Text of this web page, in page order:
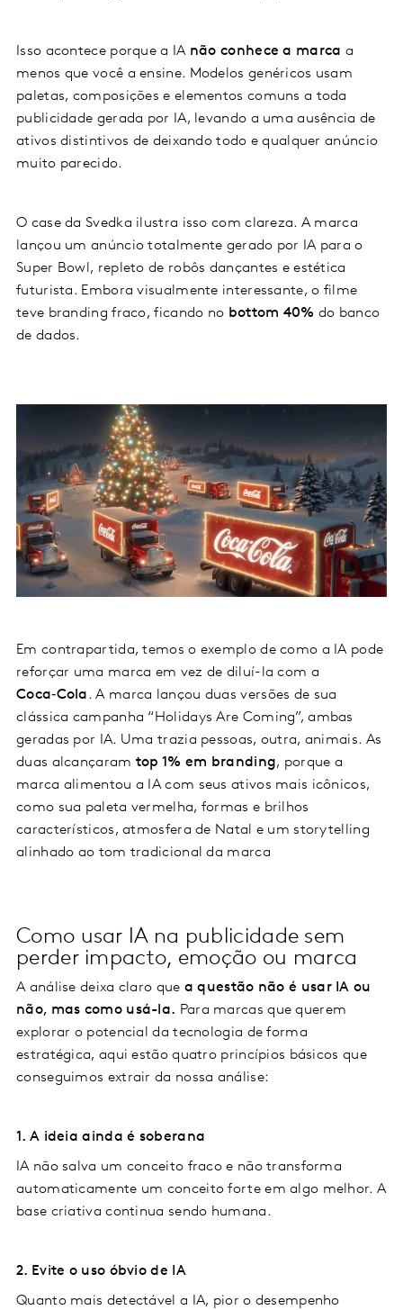
Isso acontece porque a IA não conhece a marca a
menos que você a ensine. Modelos genéricos usam
paletas, composições e elementos comuns a toda
publicidade gerada por IA, levando a uma ausência de
ativos distintivos de deixando todo e qualquer anúncio
muito parecido.
O case da Svedka ilustra isso com clareza. A marca
lançou um anúncio totalmente gerado por IA para o
Super Bowl, repleto de robôs dançantes e estética
futurista. Embora visualmente interessante, o filme
teve branding fraco, ficando no bottom 40% do banco
de dados.
Em contrapartida, temos o exemplo de como a IA pode
reforçar uma marca em vez de diluí-la com a
Coca‑Cola. A marca lançou duas versões de sua
clássica campanha “Holidays Are Coming”, ambas
geradas por IA. Uma trazia pessoas, outra, animais. As
duas alcançaram top 1% em branding, porque a
marca alimentou a IA com seus ativos mais icônicos,
como sua paleta vermelha, formas e brilhos
característicos, atmosfera de Natal e um storytelling
alinhado ao tom tradicional da marca
Como usar IA na publicidade sem
perder impacto, emoção ou marca
A análise deixa claro que a questão não é usar IA ou
não, mas como usá-la. Para marcas que querem
explorar o potencial da tecnologia de forma
estratégica, aqui estão quatro princípios básicos que
conseguimos extrair da nossa análise:
1. A ideia ainda é soberana
IA não salva um conceito fraco e não transforma
automaticamente um conceito forte em algo melhor. A
base criativa continua sendo humana.
2. Evite o uso óbvio de IA
Quanto mais detectável a IA, pior o desempenho